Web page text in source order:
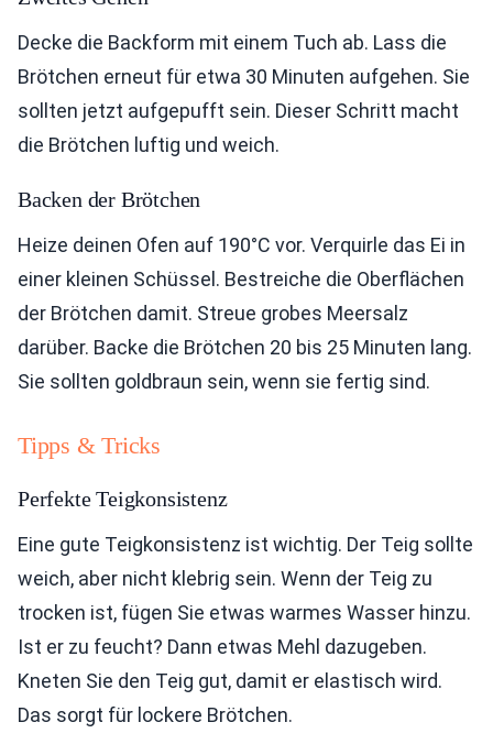
Decke die Backform mit einem Tuch ab. Lass die
Brötchen erneut für etwa 30 Minuten aufgehen. Sie
sollten jetzt aufgepufft sein. Dieser Schritt macht
die Brötchen luftig und weich.
Backen der Brötchen
Heize deinen Ofen auf 190°C vor. Verquirle das Ei in
einer kleinen Schüssel. Bestreiche die Oberflächen
der Brötchen damit. Streue grobes Meersalz
darüber. Backe die Brötchen 20 bis 25 Minuten lang.
Sie sollten goldbraun sein, wenn sie fertig sind.
Tipps & Tricks
Perfekte Teigkonsistenz
Eine gute Teigkonsistenz ist wichtig. Der Teig sollte
weich, aber nicht klebrig sein. Wenn der Teig zu
trocken ist, fügen Sie etwas warmes Wasser hinzu.
Ist er zu feucht? Dann etwas Mehl dazugeben.
Kneten Sie den Teig gut, damit er elastisch wird.
Das sorgt für lockere Brötchen.